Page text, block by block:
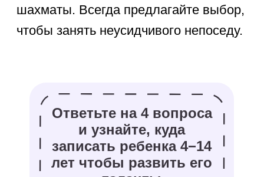
своими руками.
22. Провести научный опыт:
вырастить блестящие кристаллы из
24. Сделать извергающийся вулкан
из уксуса, красителя и соды.
25. Изучить азы блочного
программирования в Scratch.
26. Слепить сказочный город
из соленого теста и раскрасить его.